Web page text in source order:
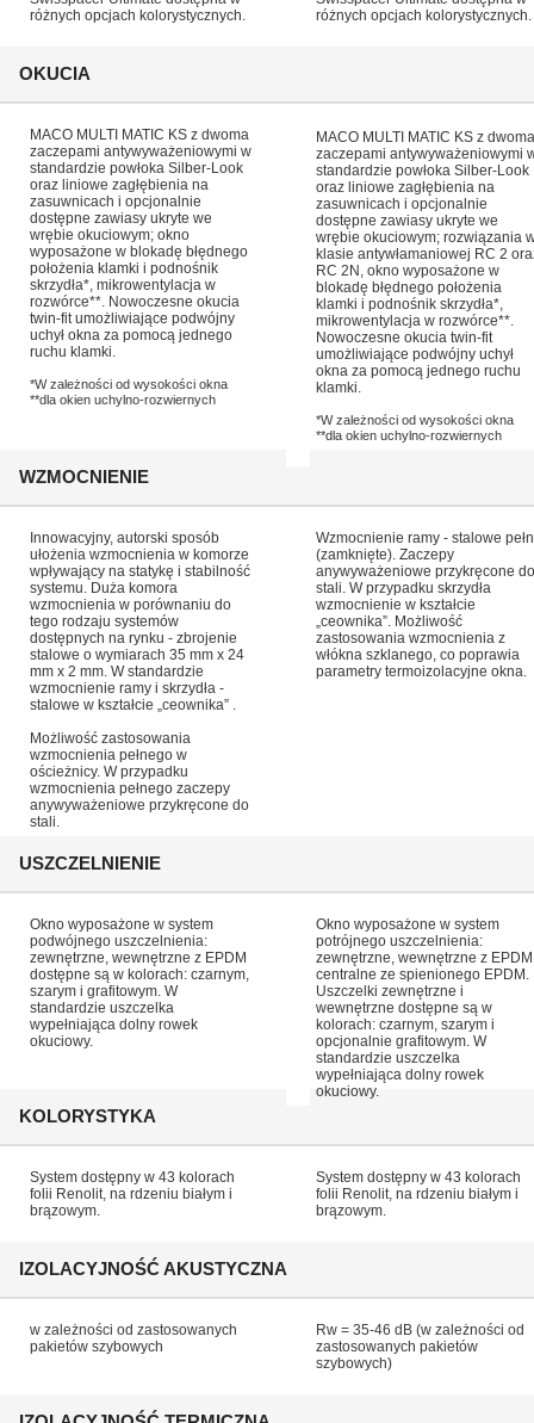
Rw = 35-46 dB (w zależności od
zastosowanych pakietów
szybowych)
System dostępny w 43 kolorach
folii Renolit, na rdzeniu białym i
brązowym.
Okno wyposażone w system
potrójnego uszczelnienia:
zewnętrzne, wewnętrzne z
centralne ze spienionego EPDM.
Uszczelki zewnętrzne i
wewnętrzne dostępne są w
kolorach: czarnym, szarym i
opcjonalnie grafitowym. W
standardzie uszczelka
wypełniająca dolny rowek
okuciowy.
Wzmocnienie ramy - stalowe
(zamknięte). Zaczepy
anywyważeniowe przykręcone do
stali. W przypadku skrzydła
wzmocnienie w kształcie
„ceownika”. Możliwość
zastosowania wzmocnienia z
włókna szklanego, co poprawia
parametry termoizolacyjne okna.
MACO MULTI MATIC KS z dwoma
zaczepami antywyważeniowymi
standardzie powłoka Silber-Look
oraz liniowe zagłębienia na
zasuwnicach i opcjonalnie
dostępne zawiasy ukryte we
wrębie okuciowym; rozwiązania
klasie antywłamaniowej RC 2
RC 2N, okno wyposażone w
blokadę błędnego położenia
klamki i podnośnik skrzydła*,
mikrowentylacja w rozwórce**.
Nowoczesne okucia twin-fit
umożliwiające podwójny uchył
okna za pomocą jednego ruchu
klamki.
*W zależności od wysokości okna
**dla okien uchylno-rozwiernych
różnych opcjach kolorystycznych.
OKUCIA
WZMOCNIENIE
USZCZELNIENIE
KOLORYSTYKA
IZOLACYJNOŚĆ AKUSTYCZNA
w zależności od zastosowanych
pakietów szybowych
System dostępny w 43 kolorach
folii Renolit, na rdzeniu białym i
brązowym.
Okno wyposażone w system
podwójnego uszczelnienia:
zewnętrzne, wewnętrzne z EPDM
dostępne są w kolorach: czarnym,
szarym i grafitowym. W
standardzie uszczelka
wypełniająca dolny rowek
okuciowy.
Innowacyjny, autorski sposób
ułożenia wzmocnienia w komorze
wpływający na statykę i stabilność
systemu. Duża komora
wzmocnienia w porównaniu do
tego rodzaju systemów
dostępnych na rynku - zbrojenie
stalowe o wymiarach 35 mm x 24
mm x 2 mm. W standardzie
wzmocnienie ramy i skrzydła -
stalowe w kształcie „ceownika” .
Możliwość zastosowania
wzmocnienia pełnego w
ościeżnicy. W przypadku
wzmocnienia pełnego zaczepy
anywyważeniowe przykręcone do
stali.
MACO MULTI MATIC KS z dwoma
zaczepami antywyważeniowymi w
standardzie powłoka Silber-Look
oraz liniowe zagłębienia na
zasuwnicach i opcjonalnie
dostępne zawiasy ukryte we
wrębie okuciowym; okno
wyposażone w blokadę błędnego
położenia klamki i podnośnik
skrzydła*, mikrowentylacja w
rozwórce**. Nowoczesne okucia
twin-fit umożliwiające podwójny
uchył okna za pomocą jednego
ruchu klamki.
*W zależności od wysokości okna
**dla okien uchylno-rozwiernych
różnych opcjach kolorystycznych.